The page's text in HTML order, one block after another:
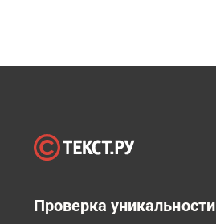
Проверка уникальности